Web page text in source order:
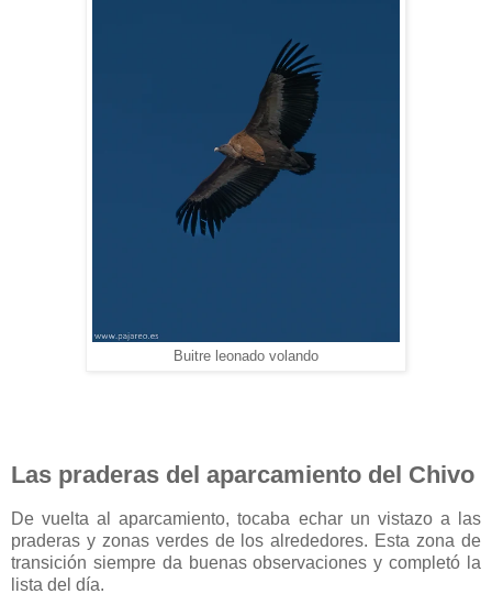
Buitre leonado volando
Las praderas del aparcamiento del Chivo
De vuelta al aparcamiento, tocaba echar un vistazo a las
praderas y zonas verdes de los alrededores. Esta zona de
transición siempre da buenas observaciones y completó la
lista del día.